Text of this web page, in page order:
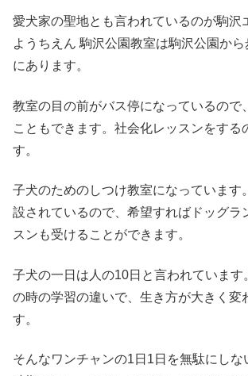
愛犬家の聖地とも言われているのが駒沢
ようちえん 駒沢公園教室は駒沢公園か
にあります。
教室の目の前がバス停になっているので
こともできます。社会化レッスンをする
す。
子犬のためのしつけ教室になっています
設されているので、希望すればドッグラ
スンも受けることができます。
子犬の一日は人の10日と言われています
の時の学習の違いで、生き方が大きく変
す。
そんなワンチャンの1日1日を無駄にしな